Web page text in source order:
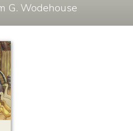
G. Wodehouse